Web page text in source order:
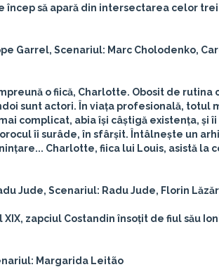
încep să apară din intersectarea celor
Garrel, Scenariul: Marc Cholodenko,
o fiică, Charlotte. Obosit de rutina
sunt actori. În viața profesională, totul
complicat, abia își câștigă existența, și
îi surâde, în sfârșit. Întâlnește un
Charlotte, fiica lui Louis, asistă la
Jude, Scenariul: Radu Jude, Florin
zapciul Costandin însoțit de fiul său
Margarida Leitão